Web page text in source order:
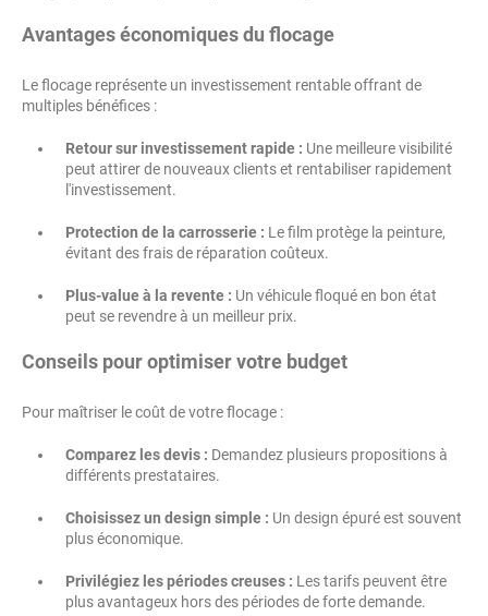
Avantages économiques du flocage
Le flocage représente un investissement rentable offrant de
multiples bénéfices :
Retour sur investissement rapide : Une meilleure visibilité
peut attirer de nouveaux clients et rentabiliser rapidement
l'investissement.
Protection de la carrosserie : Le film protège la peinture,
évitant des frais de réparation coûteux.
Plus-value à la revente : Un véhicule floqué en bon état
peut se revendre à un meilleur prix.
Conseils pour optimiser votre budget
Pour maîtriser le coût de votre flocage :
Comparez les devis : Demandez plusieurs propositions à
différents prestataires.
Choisissez un design simple : Un design épuré est souvent
plus économique.
Privilégiez les périodes creuses : Les tarifs peuvent être
plus avantageux hors des périodes de forte demande.